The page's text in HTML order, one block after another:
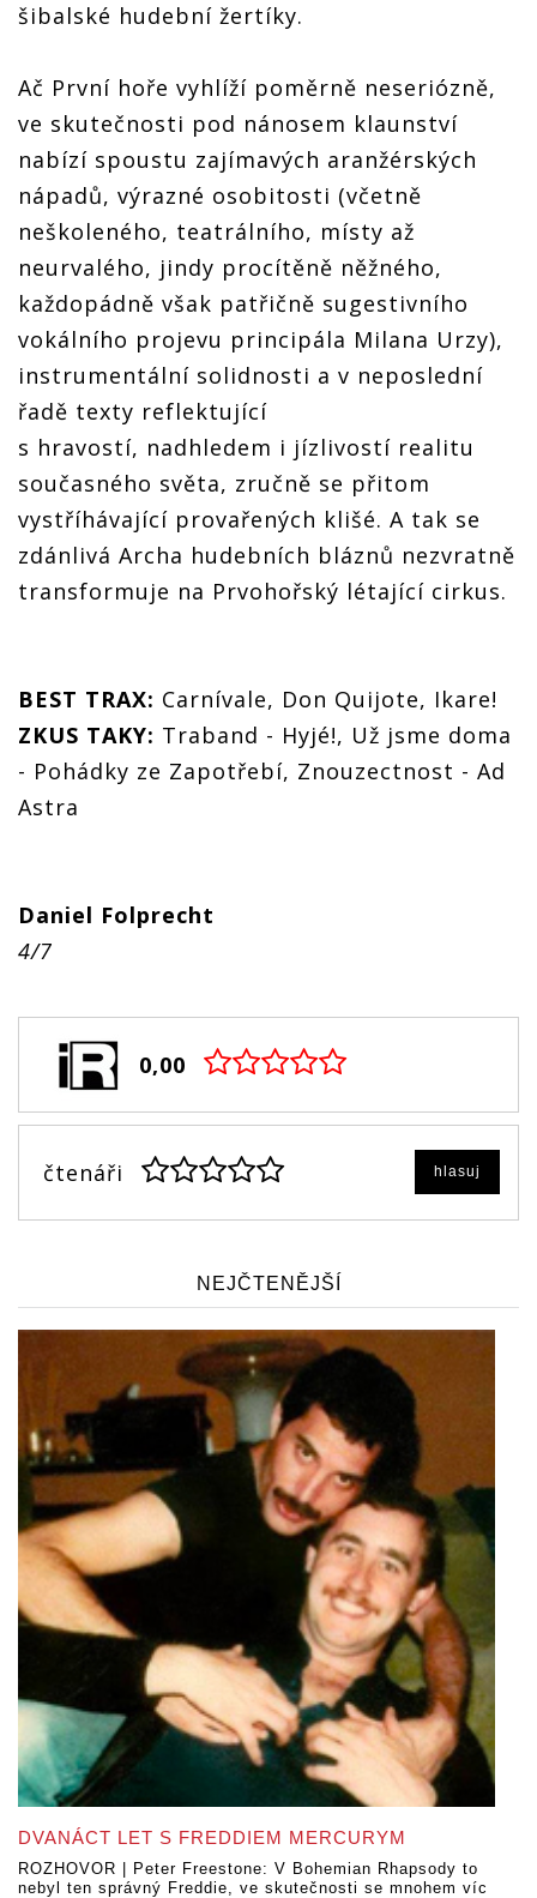
šibalské hudební žertíky.
Ač První hoře vyhlíží poměrně neseriózně,
ve skutečnosti pod nánosem klaunství
nabízí spoustu zajímavých aranžérských
nápadů, výrazné osobitosti (včetně
neškoleného, teatrálního, místy až
neurvalého, jindy procítěně něžného,
každopádně však patřičně sugestivního
vokálního projevu principála Milana Urzy),
instrumentální solidnosti a v neposlední
řadě texty reflektující
s hravostí, nadhledem i jízlivostí realitu
současného světa, zručně se přitom
vystříhávající provařených klišé. A tak se
zdánlivá Archa hudebních bláznů nezvratně
transformuje na Prvohořský létající cirkus.
BEST TRAX: Carnívale, Don Quijote, Ikare!
ZKUS TAKY: Traband - Hyjé!, Už jsme doma
- Pohádky ze Zapotřebí, Znouzectnost - Ad
Astra
Daniel Folprecht
4/7
0,00
čtenáři hlasuj
NEJČTENĚJŠÍ
DVANÁCT LET S FREDDIEM MERCURYM
ROZHOVOR | Peter Freestone: V Bohemian Rhapsody to
nebyl ten správný Freddie, ve skutečnosti se mnohem víc